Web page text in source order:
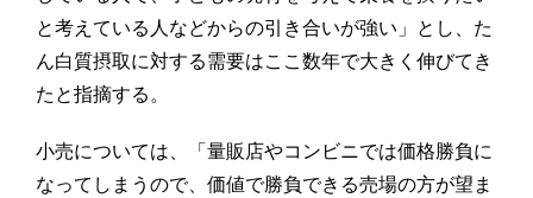
と考えている人などからの引き合いが強い」とし、た
ん白質摂取に対する需要はここ数年で大きく伸びてき
たと指摘する。
小売については、「量販店やコンビニでは価格勝負に
なってしまうので、価値で勝負できる売場の方が望ま